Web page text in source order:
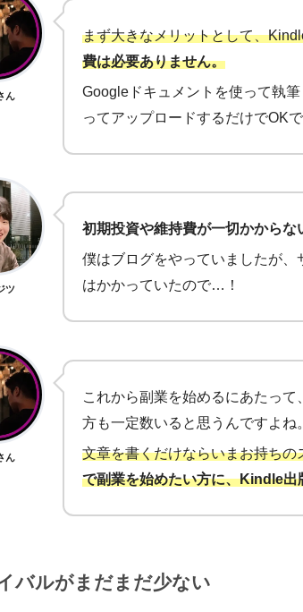
ん
まず大きなメリットとして、
費は必要ありません。
Googleドキュメントを使って執
ってアップロードするだけでOKで
ツ
初期投資や維持費が一切かからな
僕はブログをやっていましたが
はかかっていたので…！
ん
これから副業を始めるにあたっ
方も一定数いると思うんですよね。
文章を書くだけならいまお持ちの
で副業を始めたい方に、Kindle出
バルがまだまだ少ない